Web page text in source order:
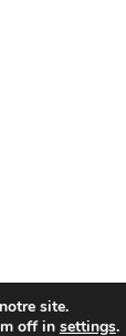
site.
off in settings.